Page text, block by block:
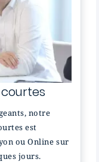
notre
est
ou Online sur
jours.